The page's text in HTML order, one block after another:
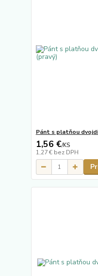
Pánt s platňou
1,56 €/KS
1,27 € bez DPH